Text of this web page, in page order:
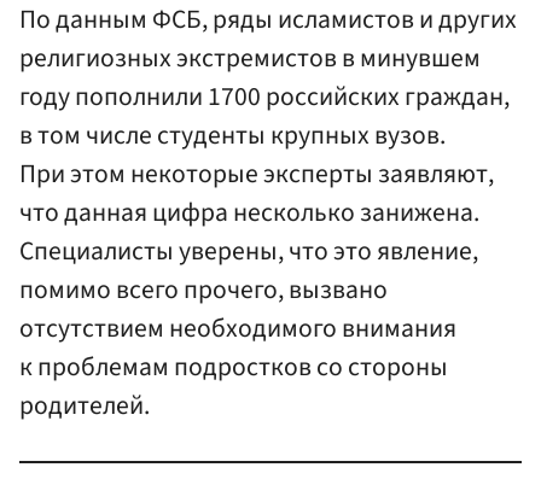
По данным ФСБ, ряды исламистов и других
религиозных экстремистов в минувшем
году пополнили 1700 российских граждан,
в том числе студенты крупных вузов.
При этом некоторые эксперты заявляют,
что данная цифра несколько занижена.
Специалисты уверены, что это явление,
помимо всего прочего, вызвано
отсутствием необходимого внимания
к проблемам подростков со стороны
родителей.